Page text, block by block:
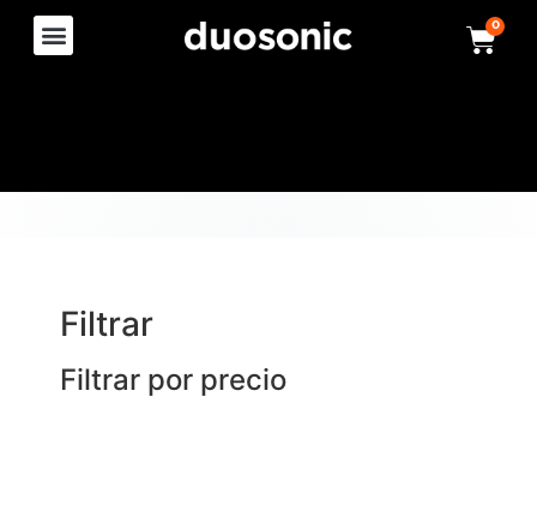
0
Filtrar
Filtrar por precio